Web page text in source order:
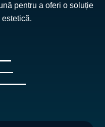
pentru a oferi o soluție